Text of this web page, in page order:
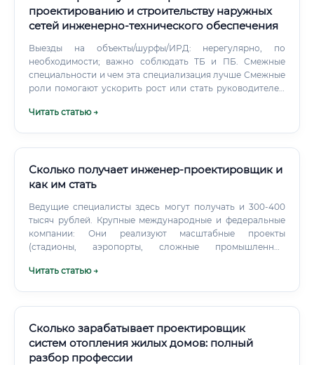
проектированию и строительству наружных
сетей инженерно‑технического обеспечения
Выезды на объекты/шурфы/ИРД: нерегулярно, по
необходимости; важно соблюдать ТБ и ПБ. Смежные
специальности и чем эта специализация лучше Смежные
роли помогают ускорить рост или стать руководителем
смежными специальностями Чем лучше специализация
Читать статью →
Сколько получает инженер-проектировщик и
как им стать
Ведущие специалисты здесь могут получать и 300-400
тысяч рублей. Крупные международные и федеральные
компании: Они реализуют масштабные проекты
(стадионы, аэропорты, сложные промышленные
высококлассным специалистам больше. BIM-
выше и могут рассчитывать на зарплату на 15-25%
больше, чем их коллеги, работающие только в 2D
(AutoCAD).
Читать статью →
Сколько зарабатывает проектировщик
систем отопления жилых домов: полный
разбор профессии